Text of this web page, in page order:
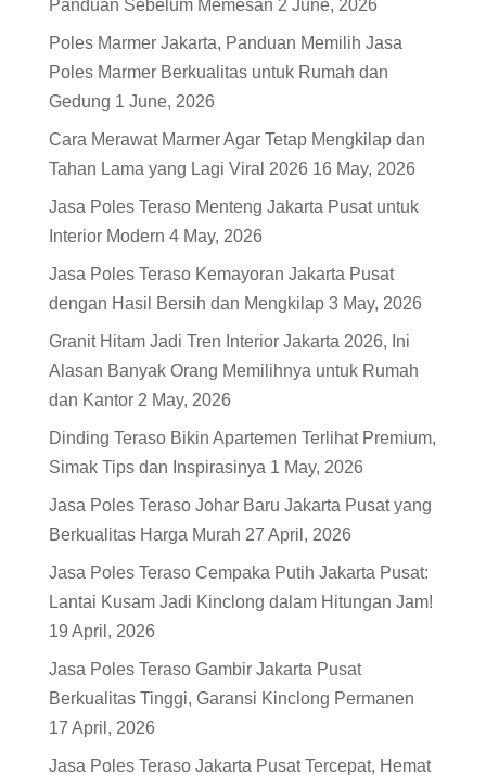
Panduan Sebelum Memesan 2 June, 2026
Poles Marmer Jakarta, Panduan Memilih Jasa
Poles Marmer Berkualitas untuk Rumah dan
Gedung 1 June, 2026
Cara Merawat Marmer Agar Tetap Mengkilap dan
Tahan Lama yang Lagi Viral 2026 16 May, 2026
Jasa Poles Teraso Menteng Jakarta Pusat untuk
Interior Modern 4 May, 2026
Jasa Poles Teraso Kemayoran Jakarta Pusat
dengan Hasil Bersih dan Mengkilap 3 May, 2026
Granit Hitam Jadi Tren Interior Jakarta 2026, Ini
Alasan Banyak Orang Memilihnya untuk Rumah
dan Kantor 2 May, 2026
Dinding Teraso Bikin Apartemen Terlihat Premium,
Simak Tips dan Inspirasinya 1 May, 2026
Jasa Poles Teraso Johar Baru Jakarta Pusat yang
Berkualitas Harga Murah 27 April, 2026
Jasa Poles Teraso Cempaka Putih Jakarta Pusat:
Lantai Kusam Jadi Kinclong dalam Hitungan Jam!
19 April, 2026
Jasa Poles Teraso Gambir Jakarta Pusat
Berkualitas Tinggi, Garansi Kinclong Permanen
17 April, 2026
Jasa Poles Teraso Jakarta Pusat Tercepat, Hemat